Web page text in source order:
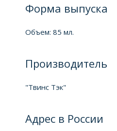
Форма выпуска
Объем: 85 мл.
Производитель
"Твинс Тэк"
Адрес в России